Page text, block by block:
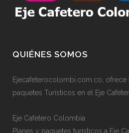
QUIÉNES SOMOS
Ejecafeterocolombi.com.co,
paquetes Turísticos en el Eje
Eje Cafetero Colombia
Planes y paquetes turísticos a Eje